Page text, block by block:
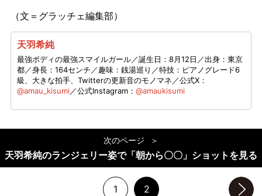
（文＝グラッチェ編集部）
天羽希純
最強ボディの最強スマイルガール／誕生日：8月12日／出身：東京
都／身長：164センチ／趣味：銭湯巡り／特技：ピアノグレード6
級、大きな拍手、Twitterの更新音のモノマネ／公式X：
@amau_kisumi／公式Instagram： @amaukisumi
次のページ
天羽希純のランジェリー姿で「朝から〇〇」ショットを見る
1 2